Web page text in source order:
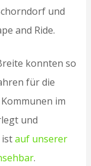
und
and Ride.
konnten so
für die
im
und
istauf unserer
.